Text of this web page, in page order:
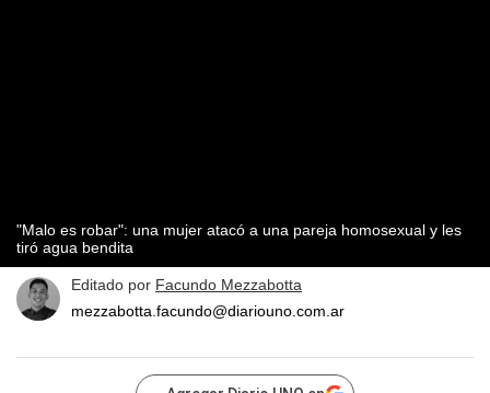
"Malo es robar": una mujer atacó a una pareja homosexual y les
tiró agua bendita
Editado por Facundo Mezzabotta
mezzabotta.facundo@diariouno.com.ar